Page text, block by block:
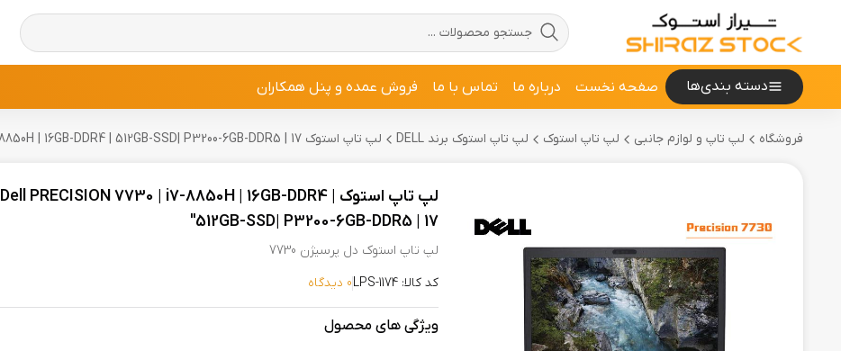
دسته بندی‌ها صفحه نخست درباره ما تماس با ما فروش عمده و پنل همکاران
فروشگاه لپ تاپ و لوازم جانبی لپ تاپ استوک لپ تاپ استوک برند DELL لپ تاپ استوک Dell PRECISION 7730 | i7-8850H | 16GB-DDR4 | 512GB-SSD| P3200-6GB-DDR5 | 17"
لپ تاپ استوک Dell PRECISION 7730 | i7-8850H | 16GB-DDR4 |
512GB-SSD| P3200-6GB-DDR5 | 17"
لپ تاپ استوک دل پرسیژن 7730
کد کالا: LPS-1174
0 دیدگاه
ویژگی های محصول